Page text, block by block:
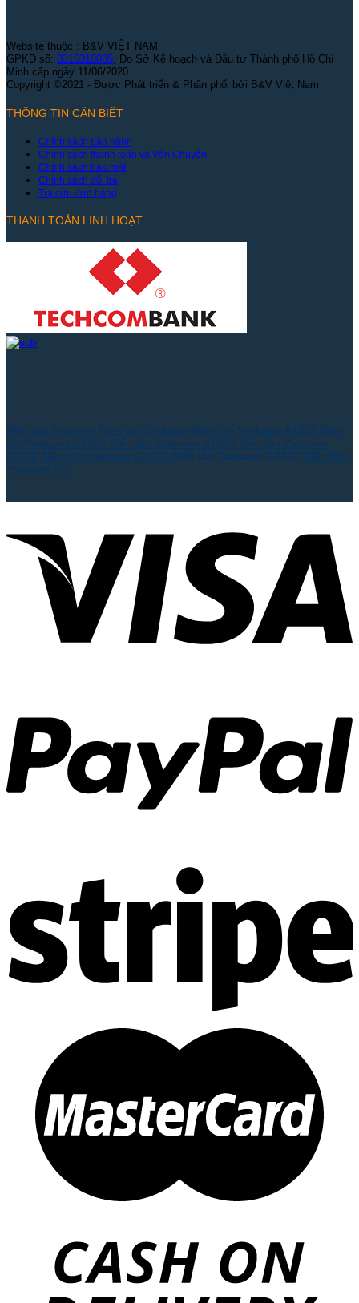
Website thuộc : B&V VIỆT NAM
GPKD số: 0316318085, Do Sở Kế hoạch và Đầu tư Thành phố Hồ Chí
Minh cấp ngày 11/06/2020.
Copyright ©2021 - Được Phát triển & Phân phối bởi B&V Việt Nam
THÔNG TIN CẦN BIẾT
Chính sách bảo hành
Chính sách thanh toán và Vận Chuyển
Chính sách bảo mật
Chính sách đổi trả
Tra cứu đơn hàng
THANH TOÁN LINH HOẠT
Biến tần Yaskawa Bien tan Yaskawa Biến tần Yaskawa A1000 Biến
tần Yaskawa E1000 Biến tần Yaskawa V1000 Biến tần Yaskawa
J1000 Biến tần Yaskawa GA700 Biến tần Yaskawa GA500 Biến tần
Yaskawa G7